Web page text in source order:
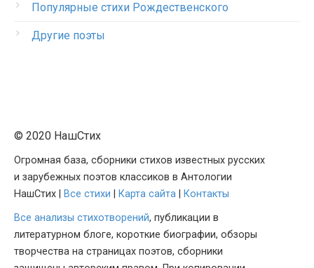
Популярные стихи Рождественского
Другие поэты
© 2020 НашСтих
Огромная база, сборники стихов известных русских
и зарубежных поэтов классиков в Антологии
НашСтих |
Все стихи Карта сайта
Контакты
Все анализы стихотворений, публикации в
литературном блоге, короткие биографии, обзоры
творчества на страницах поэтов, сборники